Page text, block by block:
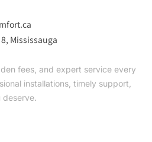
Mississauga
fees, and expert service every
installations, timely support,
deserve.